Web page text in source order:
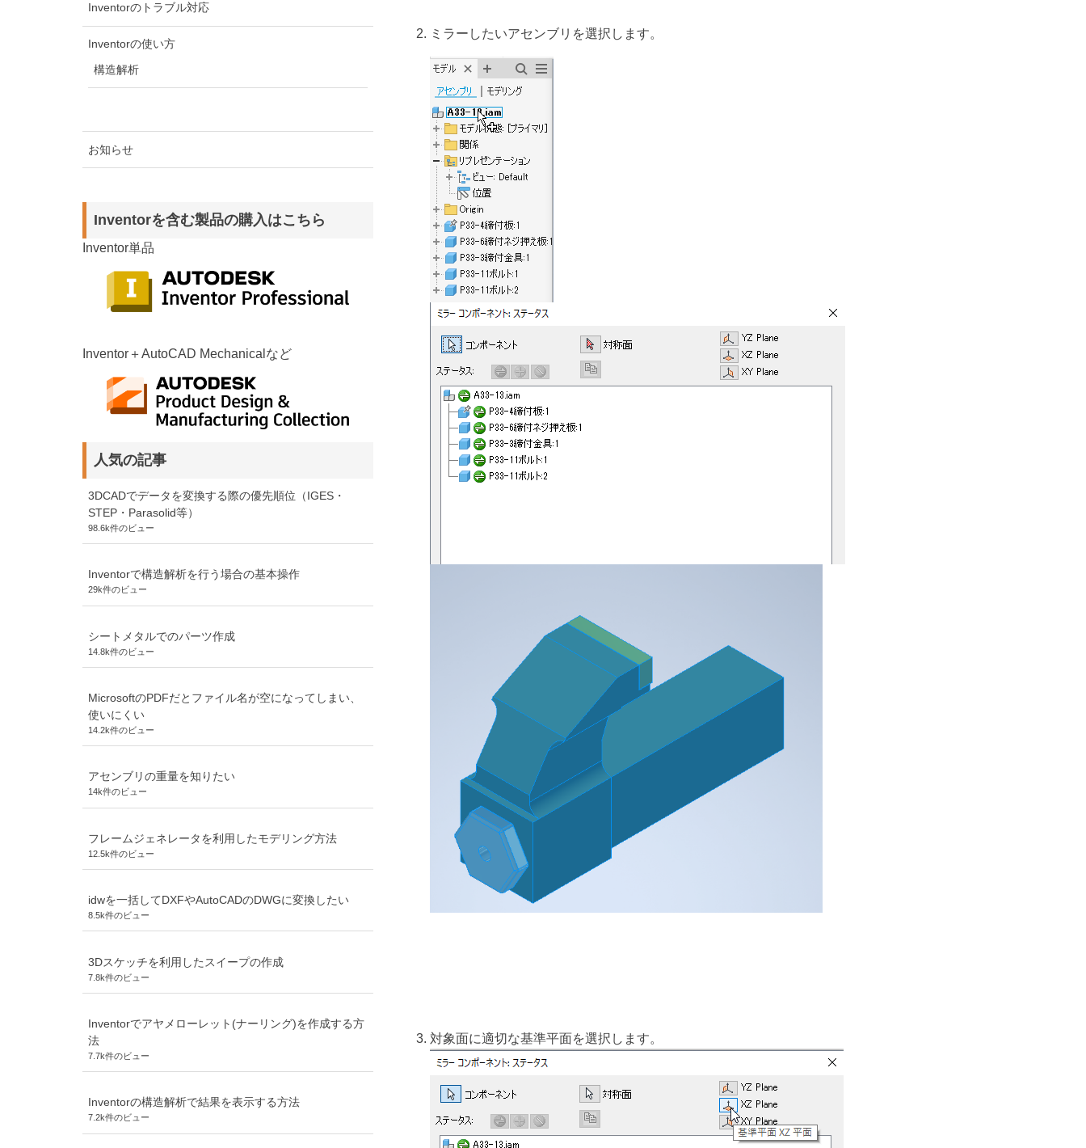
ミラーしたいアセンブリを選択します。
対象面に適切な基準平面を選択します。
Inventorのトラブル対応
Inventorの使い方
構造解析
お知らせ
Inventorを含む製品の購入はこちら
Inventor単品
Inventor＋AutoCAD Mechanicalなど
人気の記事
3DCADでデータを変換する際の優先順位（IGES・
STEP・Parasolid等）
98.6k件のビュー
Inventorで構造解析を行う場合の基本操作
29k件のビュー
シートメタルでのパーツ作成
14.8k件のビュー
MicrosoftのPDFだとファイル名が空になってしまい、
使いにくい
14.2k件のビュー
アセンブリの重量を知りたい
14k件のビュー
フレームジェネレータを利用したモデリング方法
12.5k件のビュー
idwを一括してDXFやAutoCADのDWGに変換したい
8.5k件のビュー
3Dスケッチを利用したスイープの作成
7.8k件のビュー
Inventorでアヤメローレット(ナーリング)を作成する方
法
7.7k件のビュー
Inventorの構造解析で結果を表示する方法
7.2k件のビュー